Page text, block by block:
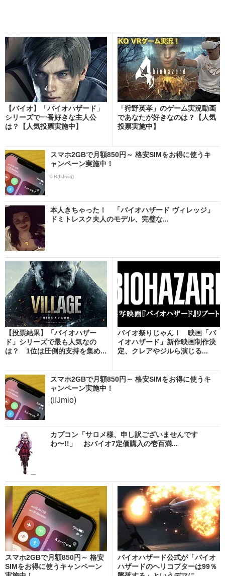
【バイオ】「バイオハザード」
シリーズで一番好きな主人公
は？【人気投票実施中】
「狩野英孝」のゲーム実況動画
であなたが好きなのは？【人気
投票実施中】
スマホ2GBで月額850円～ 格安SIMをお得に使うキ
ャンペーン実施中！
PR(IIJmio)
本人きちゃった！ 「バイオハザード ヴィレッジ」
ドミトレスク夫人のモデル、完璧な...
【投票結果】「バイオハザー
ド」シリーズで最も人気なの
は？ 1位は圧倒的支持を集め...
バイオ祭りじゃん！ 映画「バ
イオハザード」新作映画制作決
定、クレアやジルら演じる...
スマホ2GBで月額850円～ 格安SIMをお得に使うキ
ャンペーン実施中！
(IIJmio)
カプコン「サロメ様、申し訳ございませんです
わ〜!!」 おバイオ7定価購入の壱百満...
スマホ2GBで月額850円～ 格安
SIMをお得に使うキャンペーン
バイオハザード公式が「バイオ
ハザードのヘリコプターは99％